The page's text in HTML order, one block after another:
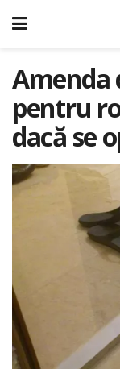
Amenda
pentru
dacă se